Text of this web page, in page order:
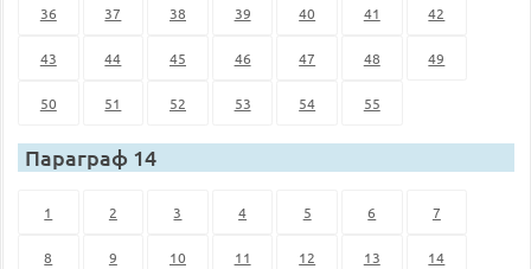
36 37 38 39 40 41 42
43 44 45 46 47 48 49
50 51 52 53 54 55
Параграф 14
1 2 3 4 5 6 7
8 9 10 11 12 13 14